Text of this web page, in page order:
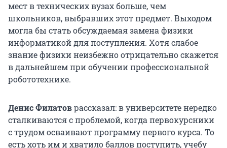
мест в технических вузах больше, чем
школьников, выбравших этот предмет. Выходом
могла бы стать обсуждаемая замена физики
информатикой для поступления. Хотя слабое
знание физики неизбежно отрицательно скажется
в дальнейшем при обучении профессиональной
робототехнике.
Денис Филатоврассказал: в университете нередко
сталкиваются с проблемой, когда первокурсники
с трудом осваивают программу первого курса. То
есть хоть им и хватило баллов поступить, учебу